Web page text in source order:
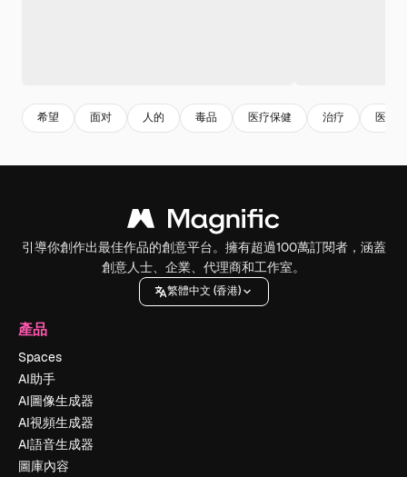
希望 面对 人的 毒品 医疗保健 治疗 医院
引導你創作出最佳作品的創意平台。擁有超過100萬訂閱者，涵蓋
創意人士、企業、代理商和工作室。
繁體中文 (香港)
產品
Spaces
AI助手
AI圖像生成器
AI視頻生成器
AI語音生成器
圖庫內容